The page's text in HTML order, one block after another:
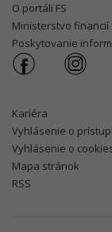
O portáli FS
Ministerstvo financií
Poskytovanie
Kariéra
Vyhlásenie o
Vyhlásenie o
Mapa stránok
RSS